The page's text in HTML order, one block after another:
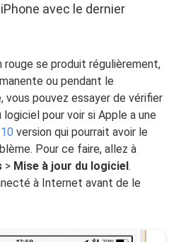
avec le dernier
rouge se produit régulièrement,
ou pendant le
vous pouvez essayer de vérifier
logiciel pour voir si Apple a une
version qui pourrait avoir le
Pour ce faire, allez à
> Mise à jour du logiciel.
à Internet avant de le